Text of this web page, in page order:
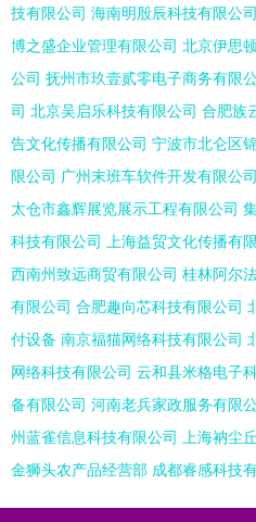
技有限公司 海南明殷辰科技有限公司
博之盛企业管理有限公司 北京伊思
公司 抚州市玖壹贰零电子商务有限
司 北京吴启乐科技有限公司 合肥族
告文化传播有限公司 宁波市北仑区
限公司 广州末班车软件开发有限公司
太仓市鑫辉展览展示工程有限公司
科技有限公司
上海益贸文化传播有
西南州致远商贸有限公司 桂林阿尔
有限公司 合肥趣向芯科技有限公司
付设备 南京福猫网络科技有限公司
网络科技有限公司 云和县米格电子
备有限公司 河南老兵家政服务有限
州蓝雀信息科技有限公司
上海衲尘
金狮头农产品经营部 成都睿感科技